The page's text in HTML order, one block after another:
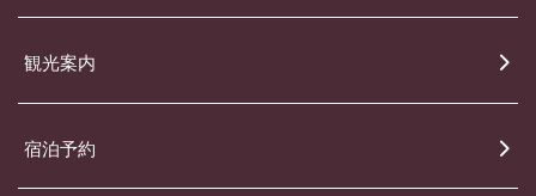
観光案内
宿泊予約